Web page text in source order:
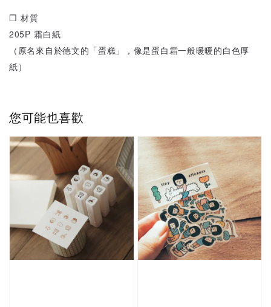
❒ 材質
205P 霜白紙
（原名來自於德文的「蛋糕」，像是蛋白霜一般暖暖的白色厚
紙）
您可能也喜歡